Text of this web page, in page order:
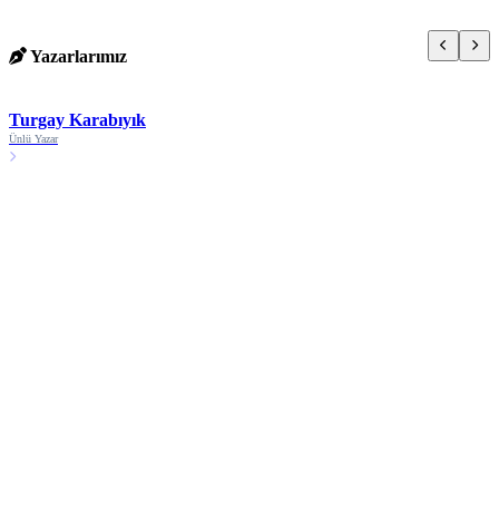
Yazarlarımız
Turgay Karabıyık
Ünlü Yazar